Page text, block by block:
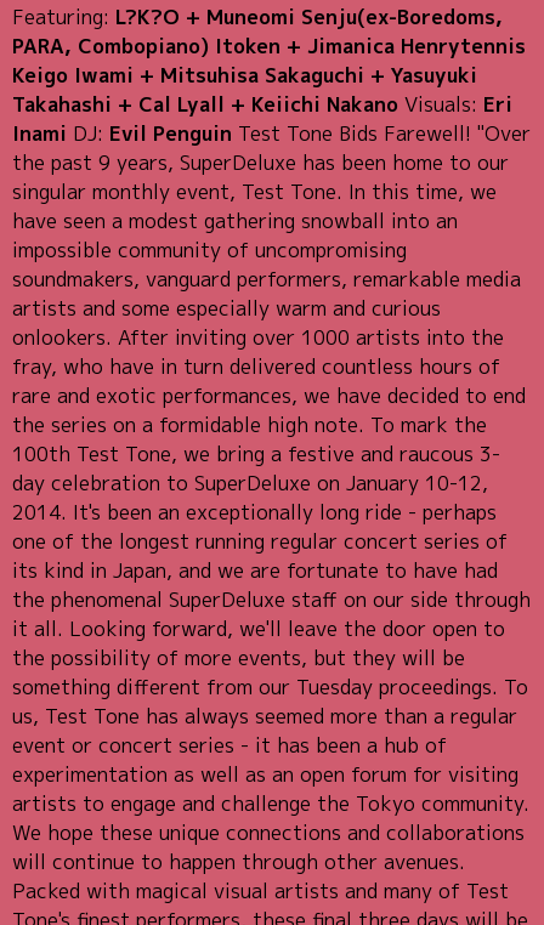
Featuring: L?K?O + Muneomi Senju(ex-Boredoms,
PARA, Combopiano) Itoken + Jimanica Henrytennis
Keigo Iwami + Mitsuhisa Sakaguchi + Yasuyuki
Takahashi + Cal Lyall + Keiichi Nakano Visuals: Eri
Inami DJ: Evil Penguin Test Tone Bids Farewell! "Over
the past 9 years, SuperDeluxe has been home to our
singular monthly event, Test Tone. In this time, we
have seen a modest gathering snowball into an
impossible community of uncompromising
soundmakers, vanguard performers, remarkable media
artists and some especially warm and curious
onlookers. After inviting over 1000 artists into the
fray, who have in turn delivered countless hours of
rare and exotic performances, we have decided to end
the series on a formidable high note. To mark the
100th Test Tone, we bring a festive and raucous 3-
day celebration to SuperDeluxe on January 10-12,
2014. It's been an exceptionally long ride - perhaps
one of the longest running regular concert series of
its kind in Japan, and we are fortunate to have had
the phenomenal SuperDeluxe staff on our side through
it all. Looking forward, we'll leave the door open to
the possibility of more events, but they will be
something different from our Tuesday proceedings. To
us, Test Tone has always seemed more than a regular
event or concert series - it has been a hub of
experimentation as well as an open forum for visiting
artists to engage and challenge the Tokyo community.
We hope these unique connections and collaborations
will continue to happen through other avenues.
Packed with magical visual artists and many of Test